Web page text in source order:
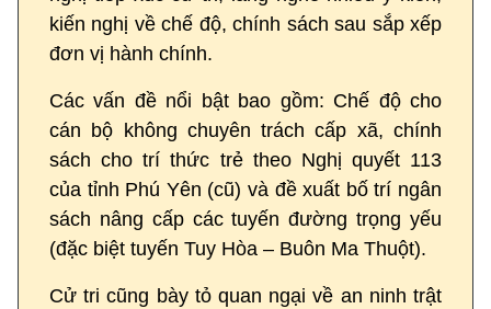
kiến nghị về chế độ, chính sách sau sắp xếp
đơn vị hành chính.
Các vấn đề nổi bật bao gồm: Chế độ cho
cán bộ không chuyên trách cấp xã, chính
sách cho trí thức trẻ theo Nghị quyết 113
của tỉnh Phú Yên (cũ) và đề xuất bố trí ngân
sách nâng cấp các tuyến đường trọng yếu
(đặc biệt tuyến Tuy Hòa – Buôn Ma Thuột).
Cử tri cũng bày tỏ quan ngại về an ninh trật